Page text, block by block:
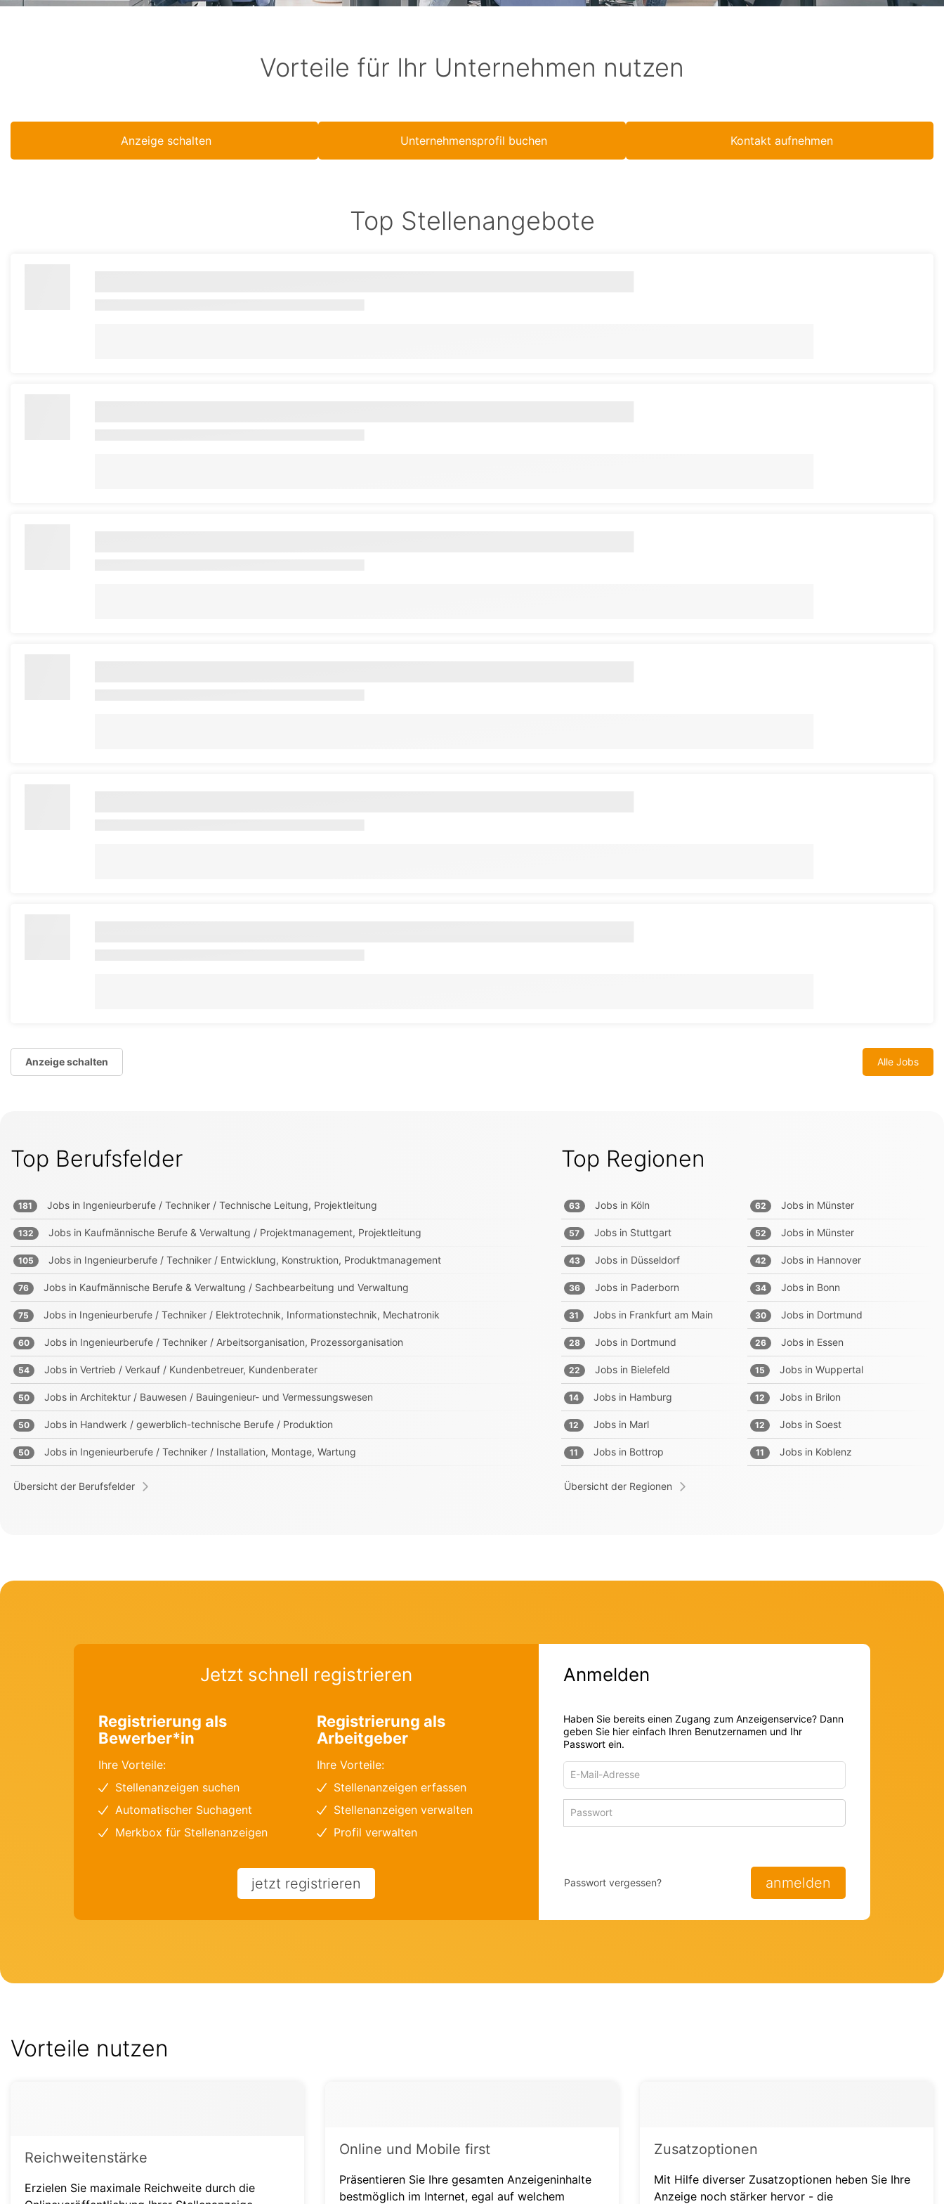
Vorteile für Ihr Unternehmen nutzen
Anzeige schalten Unternehmensprofil buchen Kontakt aufnehmen
Top Stellenangebote
Anzeige schalten Alle Jobs
Top Berufsfelder
181 Jobs in Ingenieurberufe / Techniker / Technische Leitung, Projektleitung
132 Jobs in Kaufmännische Berufe & Verwaltung / Projektmanagement, Projektleitung
105 Jobs in Ingenieurberufe / Techniker / Entwicklung, Konstruktion, Produktmanagement
76 Jobs in Kaufmännische Berufe & Verwaltung / Sachbearbeitung und Verwaltung
75 Jobs in Ingenieurberufe / Techniker / Elektrotechnik, Informationstechnik, Mechatronik
60 Jobs in Ingenieurberufe / Techniker / Arbeitsorganisation, Prozessorganisation
54 Jobs in Vertrieb / Verkauf / Kundenbetreuer, Kundenberater
50 Jobs in Architektur / Bauwesen / Bauingenieur- und Vermessungswesen
50 Jobs in Handwerk / gewerblich-technische Berufe / Produktion
50 Jobs in Ingenieurberufe / Techniker / Installation, Montage, Wartung
Übersicht der Berufsfelder
Top Regionen
63 Jobs in Köln 62 Jobs in Münster
57 Jobs in Stuttgart 52 Jobs in Münster
43 Jobs in Düsseldorf 42 Jobs in Hannover
36 Jobs in Paderborn 34 Jobs in Bonn
31 Jobs in Frankfurt am Main 30 Jobs in Dortmund
28 Jobs in Dortmund 26 Jobs in Essen
22 Jobs in Bielefeld 15 Jobs in Wuppertal
14 Jobs in Hamburg 12 Jobs in Brilon
12 Jobs in Marl 12 Jobs in Soest
11 Jobs in Bottrop 11 Jobs in Koblenz
Übersicht der Regionen
Jetzt schnell registrieren
Registrierung als
Bewerber*in
Ihre Vorteile:
Stellenanzeigen suchen
Automatischer Suchagent
Merkbox für Stellenanzeigen
Registrierung als
Arbeitgeber
Ihre Vorteile:
Stellenanzeigen erfassen
Stellenanzeigen verwalten
Profil verwalten
jetzt registrieren
Anmelden
Haben Sie bereits einen Zugang zum Anzeigenservice? Dann
geben Sie hier einfach Ihren Benutzernamen und Ihr
Passwort ein.
Adresse
zum
Anmelden
anmelden
Passwort vergessen?
Vorteile nutzen
Reichweitenstärke
Erzielen Sie maximale Reichweite durch die
Online und Mobile first
Präsentieren Sie Ihre gesamten Anzeigeninhalte
bestmöglich im Internet, egal auf welchem
Zusatzoptionen
Mit Hilfe diverser Zusatzoptionen heben Sie Ihre
Anzeige noch stärker hervor - die